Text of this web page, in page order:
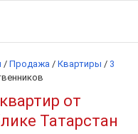
/ Продажа / Квартиры / 3
от
Татарстан